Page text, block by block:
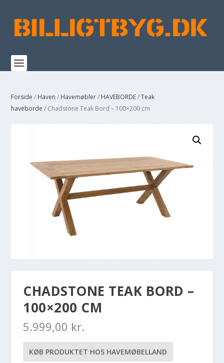
Forside / Haven / Havemøbler/ HAVEBORDE/Teak
haveborde / Chadstone Teak Bord – 100×200 cm
CHADSTONE TEAK BORD –
100×200 CM
5.999,00 kr.
KØB PRODUKTET HOS HAVEMØBELLAND